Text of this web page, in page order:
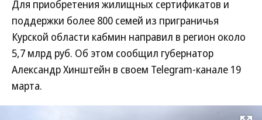
Для приобретения жилищных сертификатов и
поддержки более 800 семей из приграничья
Курской области кабмин направил в регион около
5,7 млрд руб. Об этом сообщил губернатор
Александр Хинштейн в своем Telegram-канале 19
марта.